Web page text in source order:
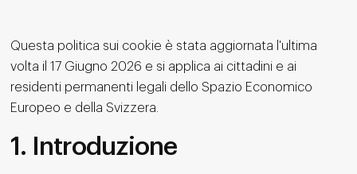
Questa politica sui cookie è stata aggiornata l'ultima
volta il 17 Giugno 2026 e si applica ai cittadini e ai
residenti permanenti legali dello Spazio Economico
Europeo e della Svizzera.
1. Introduzione